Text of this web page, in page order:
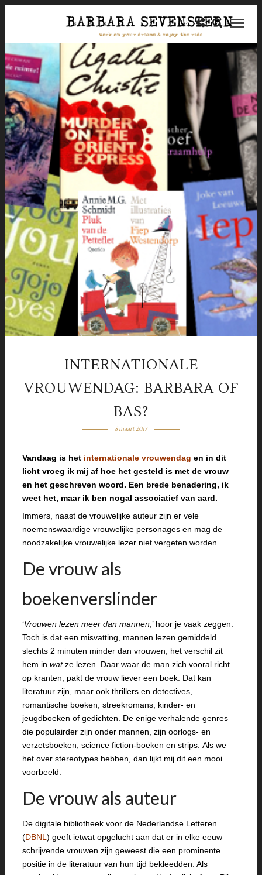
INTERNATIONALE
VROUWENDAG: BARBARA OF
BAS?
8 maart 2017
Vandaag is het internationale vrouwendag en in dit
licht vroeg ik mij af hoe het gesteld is met de vrouw
en het geschreven woord. Een brede benadering, ik
weet het, maar ik ben nogal associatief van aard.
Immers, naast de vrouwelijke auteur zijn er vele
noemenswaardige vrouwelijke personages en mag de
noodzakelijke vrouwelijke lezer niet vergeten worden.
De vrouw als
boekenverslinder
‘Vrouwen lezen meer dan mannen ,’ hoor je vaak zeggen.
Toch is dat een misvatting, mannen lezen gemiddeld
slechts 2 minuten minder dan vrouwen, het verschil zit
hem in watze lezen. Daar waar de man zich vooral richt
op kranten, pakt de vrouw liever een boek. Dat kan
literatuur zijn, maar ook thrillers en detectives,
romantische boeken, streekromans, kinder- en
jeugdboeken of gedichten. De enige verhalende genres
die populairder zijn onder mannen, zijn oorlogs- en
verzetsboeken, science fiction-boeken en strips. Als we
het over stereotypes hebben, dan lijkt mij dit een mooi
voorbeeld.
De vrouw als auteur
De digitale bibliotheek voor de Nederlandse Letteren
(DBNL ) geeft ietwat opgelucht aan dat er in elke eeuw
schrijvende vrouwen zijn geweest die een prominente
positie in de literatuur van hun tijd bekleedden. Als